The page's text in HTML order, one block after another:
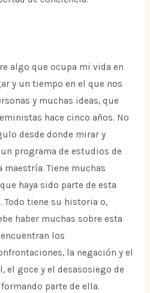
algo que ocupa mi vida en
y un tiempo en el que nos
y muchas ideas, que
hace cinco años. No
desde donde mirar y
programa de estudios de
Tiene muchas
haya sido parte de esta
Todo tiene su historia o,
haber muchas sobre esta
los
la negación y el
el goce y el desasosiego de
parte de ella.